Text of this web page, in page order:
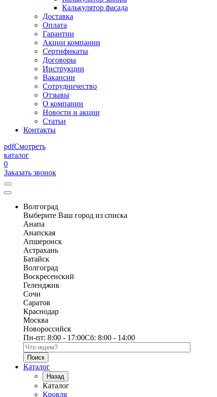
Калькулятор фасада
Доставка
Оплата
Гарантии
Акции компании
Сертификаты
Договоры
Инструкции
Вакансии
Сотрудничество
Отзывы
О компании
Новости и акции
Статьи
Контакты
pdfСмотреть
каталог
0
Заказать звонок
Волгоград
Выберите Ваш город из списка
Анапа
Анапская
Апшеронск
Астрахань
Батайск
Волгоград
Воскресенский
Геленджик
Сочи
Саратов
Краснодар
Москва
Новороссийск
Пн-пт: 8:00 - 17:00Сб: 8:00 - 14:00
Поиск по каталогу
Каталог
Назад
Каталог
Кровля